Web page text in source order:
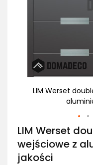
LIM Werset
Przejdź
na
początek
galerii
LIM Werset
wejściowe z
jakości